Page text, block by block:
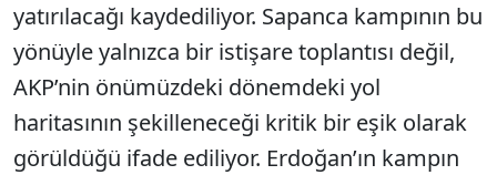
yatırılacağı kaydediliyor. Sapanca kampının bu
yönüyle yalnızca bir istişare toplantısı değil,
AKP’nin önümüzdeki dönemdeki yol
haritasının şekilleneceği kritik bir eşik olarak
görüldüğü ifade ediliyor. Erdoğan’ın kampın